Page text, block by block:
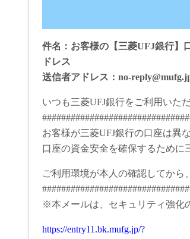
件名：お客様の【三菱UFJ銀行】
ドレス
送信者アドレス：no-
いつも三菱UFJ銀行をご利用いた
お客様が三菱UFJ銀行の口座は異
口座の資金安全を確保するために
ご利用環境が本人の確認してから
※本メールは、セキュリティ強化
https://entry11.bk.mufg.jp/?